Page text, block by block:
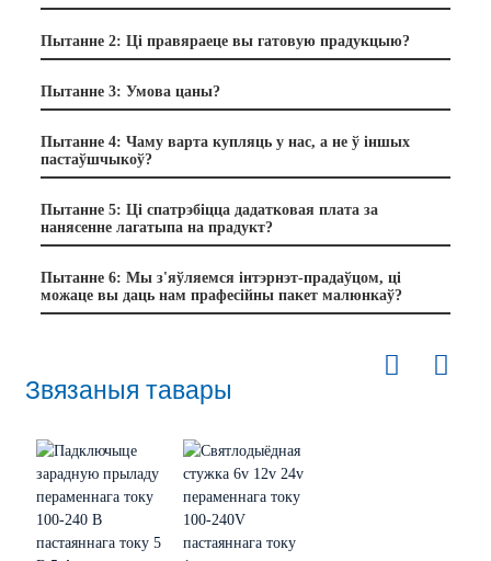
Пытанне 2: Ці правяраеце вы гатовую прадукцыю?
Пытанне 3: Умова цаны?
Пытанне 4: Чаму варта купляць у нас, а не ў іншых
пастаўшчыкоў?
Пытанне 5: Ці спатрэбіцца дадатковая плата за
нанясенне лагатыпа на прадукт?
Пытанне 6: Мы з'яўляемся інтэрнэт-прадаўцом, ці
можаце вы даць нам прафесійны пакет малюнкаў?
Звязаныя тавары